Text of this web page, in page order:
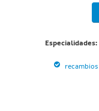
Especialidades:
recambios